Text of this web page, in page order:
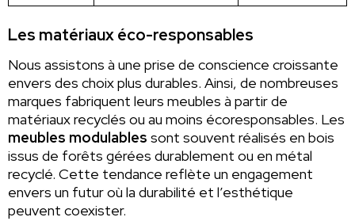
Les matériaux éco-responsables
Nous assistons à une prise de conscience croissante
envers des choix plus durables. Ainsi, de nombreuses
marques fabriquent leurs meubles à partir de
matériaux recyclés ou au moins écoresponsables. Les
meubles modulables sont souvent réalisés en bois
issus de forêts gérées durablement ou en métal
recyclé. Cette tendance reflète un engagement
envers un futur où la durabilité et l’esthétique
peuvent coexister.